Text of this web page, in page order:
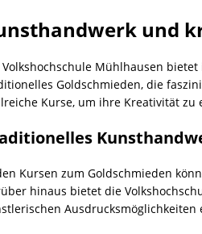
und
Volkshochschule Mühlhausen
Goldschmieden, die
Kurse, um ihre Kreativität
Kursen zum Goldschmieden
hinaus bietet die
Ausdrucksmöglichkeiten